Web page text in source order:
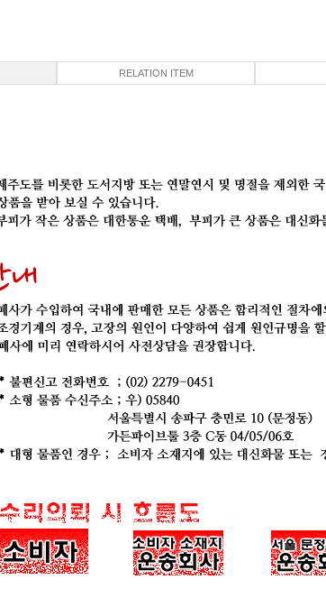
RELATION ITEM